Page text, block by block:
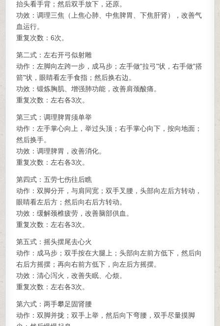
抬头看手背；然后双手放下，还原。
功效：调理三焦（上焦心肺、中焦脾胃、下焦肝肾），改善气
血运行。
重复次数：6次。
第二式：左右开弓似射雕
动作：左脚向左跨一步，成马步；左手做"拉弓"状，右手做"搭
箭"状，眼睛看左手食指；然后换右边。
功效：锻炼胸肌、增强肺功能，改善肩颈酸痛。
重复次数：左右各3次。
第三式：调理脾胃须单举
动作：左手掌心向上，举过头顶；右手掌心向下，按向地面；
然后换手。
功效：调理脾胃，改善消化。
重复次数：左右各3次。
第四式：五劳七伤往后瞧
动作：双脚分开，与肩同宽；双手叉腰，头部向左后方转动，
眼睛看左后方；然后向右后方转动。
功效：缓解颈椎疲劳，改善脑部供血。
重复次数：左右各3次。
第五式：摇头摆尾去心火
动作：成马步；双手按在大腿上；头部向左前方低下，然后向
右后方摇摆；再向右前方低下，向左后方摇摆。
功效：清心泻火，改善失眠、心烦。
重复次数：左右各3次。
第六式：两手攀足固肾腰
动作：双脚并拢；双手上举，然后向下弯腰，双手尽量摸脚